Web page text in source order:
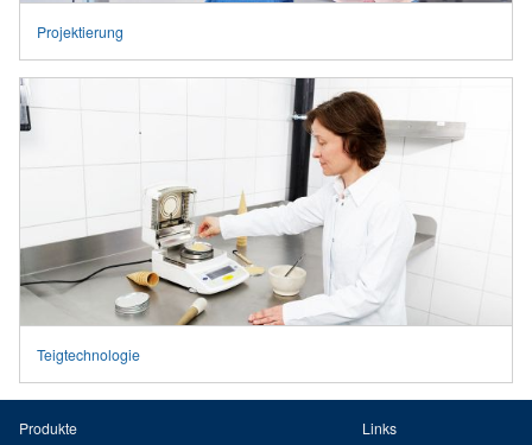
Projektierung
Teigtechnologie
Produkte
Links